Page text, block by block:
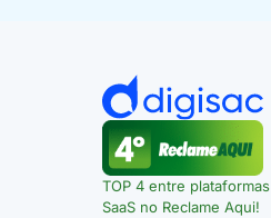
TOP 4 entre plataformas
SaaS no Reclame Aqui!